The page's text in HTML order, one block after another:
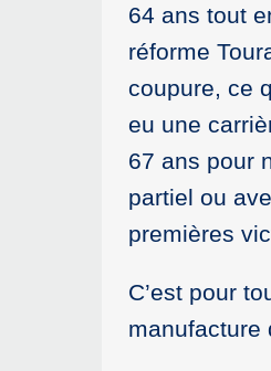
64 ans tout
réforme
coupure, ce
eu une
67 ans pour
partiel ou
premières
C’est pour
manufacture